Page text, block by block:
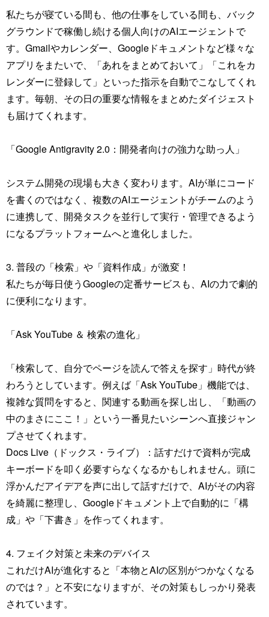
私たちが寝ている間も、他の仕事をしている間も、バック
グラウンドで稼働し続ける個人向けのAIエージェントで
す。Gmailやカレンダー、Googleドキュメントなど様々な
アプリをまたいで、「あれをまとめておいて」「これをカ
レンダーに登録して」といった指示を自動でこなしてくれ
ます。毎朝、その日の重要な情報をまとめたダイジェスト
も届けてくれます。
「Google Antigravity 2.0：開発者向けの強力な助っ人」
システム開発の現場も大きく変わります。AIが単にコード
を書くのではなく、複数のAIエージェントがチームのよう
に連携して、開発タスクを並行して実行・管理できるよう
になるプラットフォームへと進化しました。
3. 普段の「検索」や「資料作成」が激変！
私たちが毎日使うGoogleの定番サービスも、AIの力で劇的
に便利になります。
「Ask YouTube ＆ 検索の進化」
「検索して、自分でページを読んで答えを探す」時代が終
わろうとしています。例えば「Ask YouTube」機能では、
複雑な質問をすると、関連する動画を探し出し、「動画の
中のまさにここ！」という一番見たいシーンへ直接ジャン
プさせてくれます。
Docs Live（ドックス・ライブ）：話すだけで資料が完成
キーボードを叩く必要すらなくなるかもしれません。頭に
浮かんだアイデアを声に出して話すだけで、AIがその内容
を綺麗に整理し、Googleドキュメント上で自動的に「構
成」や「下書き」を作ってくれます。
4. フェイク対策と未来のデバイス
これだけAIが進化すると「本物とAIの区別がつかなくなる
のでは？」と不安になりますが、その対策もしっかり発表
されています。